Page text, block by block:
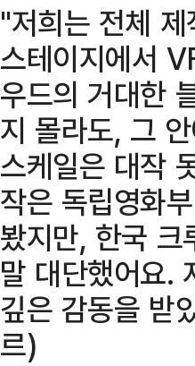
"저희는 전체
스테이지에서
우드의 거대한
지 몰라도, 그
스케일은 대작
작은 독립영화
봤지만, 한국
말 대단했어요.
깊은 감동을 받
르)